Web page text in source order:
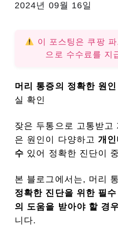
2024년 09월 16일
이 포스팅은 쿠팡
으로 수수료를 지
머리 통증의 정확한 원인
실 확인
잦은 두통으로 고통받고
은 원인이 다양하고개
수 있어 정확한 진단이
본 블로그에서는, 머리
정확한 진단을 위한 필
의 도움을 받아야 할 경
니다.